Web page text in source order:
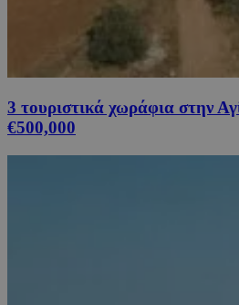
3 τουριστικά χωράφια στην
€500,000